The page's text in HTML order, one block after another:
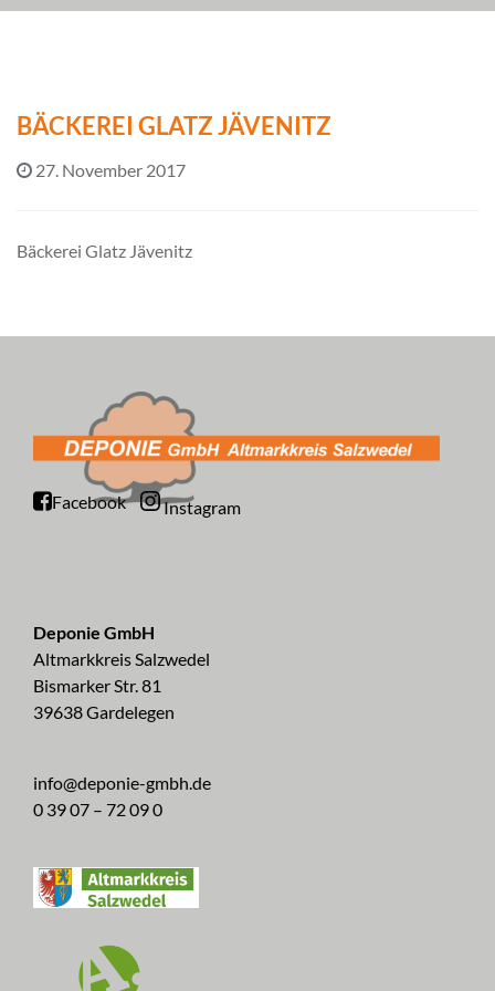
BÄCKEREI GLATZ JÄVENITZ
27. November 2017
Bäckerei Glatz Jävenitz
Facebook Instagram
Deponie GmbH
Altmarkkreis Salzwedel
Bismarker Str. 81
39638 Gardelegen
info@deponie-gmbh.de
0 39 07 – 72 09 0